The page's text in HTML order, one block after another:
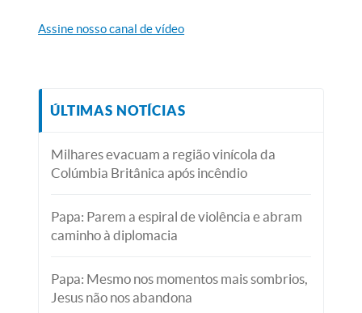
Assine nosso canal de vídeo
ÚLTIMAS NOTÍCIAS
Milhares evacuam a região vinícola da
Colúmbia Britânica após incêndio
Papa: Parem a espiral de violência e abram
caminho à diplomacia
Papa: Mesmo nos momentos mais sombrios,
Jesus não nos abandona